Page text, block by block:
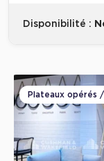
Disponibilité :
Plateaux opérés